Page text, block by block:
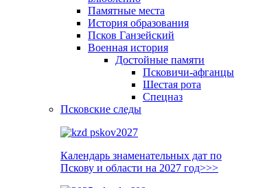
Памятные места
История образования
Псков Ганзейский
Военная история
Достойные памяти
Псковичи-афганцы
Шестая рота
Спецназ
Псковские следы
Календарь знаменательных дат по
Пскову и области на 2027 год>>>